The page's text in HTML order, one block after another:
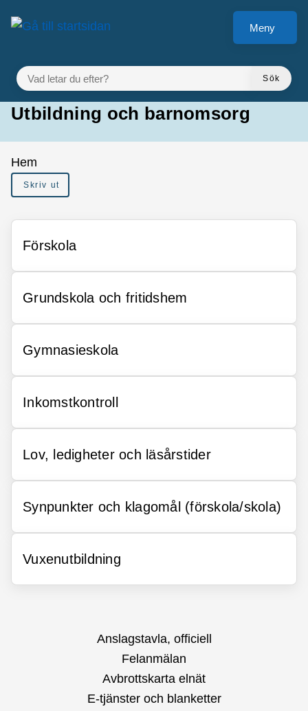
Gå till innehåll
Meny
VAD LETAR DU EFTER?
Sök
Utbildning och barnomsorg
Du är här:
Hem
Skriv ut
Förskola
Grundskola och fritidshem
Gymnasieskola
Inkomstkontroll
Lov, ledigheter och läsårstider
Synpunkter och klagomål (förskola/skola)
Vuxenutbildning
Anslagstavla, officiell
Felanmälan
Avbrottskarta elnät
E-tjänster och blanketter